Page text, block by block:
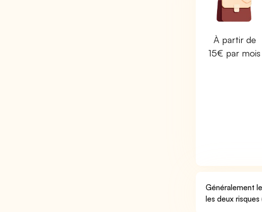
À partir de
15€ par mois
Généralement
les deux